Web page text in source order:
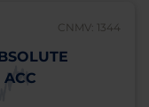
CNMV: 1344
ACC